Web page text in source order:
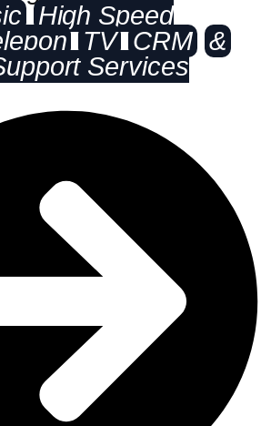
High Speed
TV CRM &
Services